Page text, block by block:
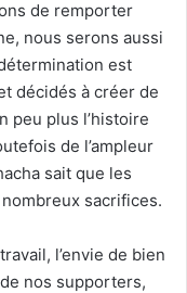
de remporter
nous serons aussi
est
décidés à créer de
peu plus l’histoire
de l’ampleur
sait que les
nombreux sacrifices.
l’envie de bien
nos supporters,